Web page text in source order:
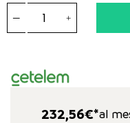
232,56€*al